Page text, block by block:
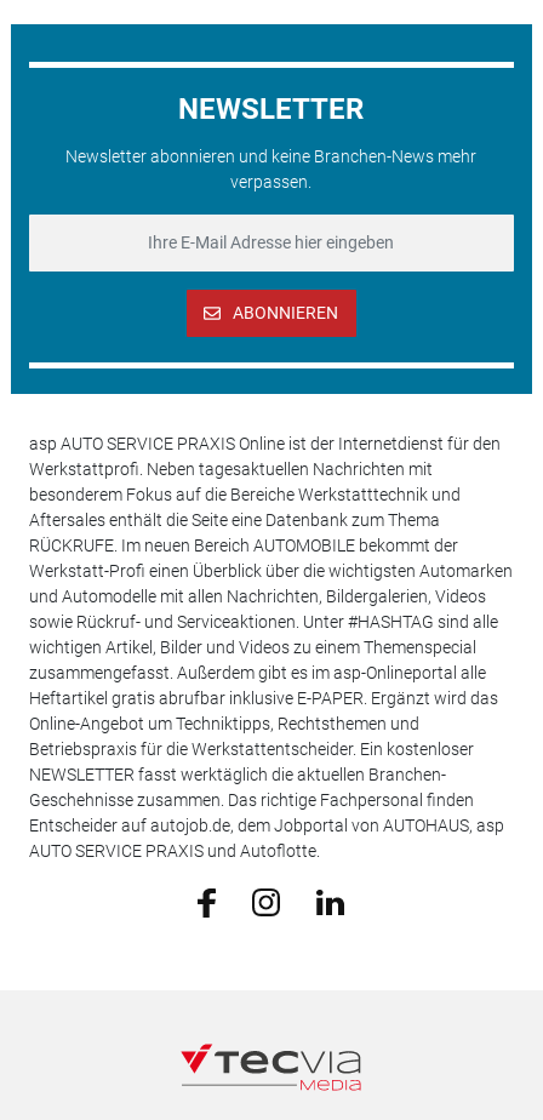
NEWSLETTER
Newsletter abonnieren und keine Branchen-News mehr
verpassen.
ABONNIEREN
asp AUTO SERVICE PRAXIS Online ist der Internetdienst für den
Werkstattprofi. Neben tagesaktuellen Nachrichten mit
besonderem Fokus auf die Bereiche Werkstatttechnik und
Aftersales enthält die Seite eine Datenbank zum Thema
RÜCKRUFE. Im neuen Bereich AUTOMOBILE bekommt der
Werkstatt-Profi einen Überblick über die wichtigsten Automarken
und Automodelle mit allen Nachrichten, Bildergalerien, Videos
sowie Rückruf- und Serviceaktionen. Unter #HASHTAG sind alle
wichtigen Artikel, Bilder und Videos zu einem Themenspecial
zusammengefasst. Außerdem gibt es im asp-Onlineportal alle
Heftartikel gratis abrufbar inklusive E-PAPER. Ergänzt wird das
Online-Angebot um Techniktipps, Rechtsthemen und
Betriebspraxis für die Werkstattentscheider. Ein kostenloser
NEWSLETTER fasst werktäglich die aktuellen Branchen-
Geschehnisse zusammen. Das richtige Fachpersonal finden
Entscheider auf autojob.de, dem Jobportal von AUTOHAUS, asp
AUTO SERVICE PRAXIS und Autoflotte.